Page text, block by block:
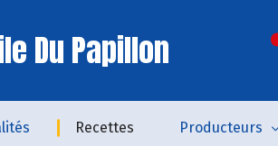
Du Papillon
Recettes Producteurs